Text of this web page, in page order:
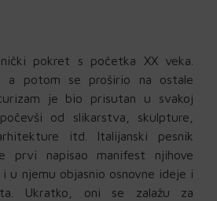
pokret s početka XX veka.
a potom se proširio na ostale
je bio prisutan u svakoj
od slikarstva, skulpture,
itd. Italijanski pesnik
prvi napisao manifest njihove
u njemu objasnio osnovne ideje i
Ukratko, oni se zalažu za